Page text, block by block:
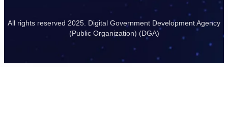
All rights reserved 2025. Digital Government Development Agency
(Public Organization) (DGA)